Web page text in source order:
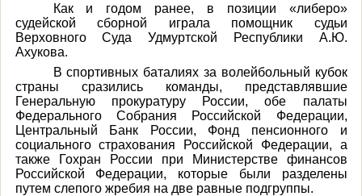
Как и годом ранее, в позиции «либеро»
судейской сборной играла помощник судьи
Верховного Суда Удмуртской Республики А.Ю.
Ахукова.
В спортивных баталиях за волейбольный кубок
страны сразились команды, представлявшие
Генеральную прокуратуру России, обе палаты
Федерального Собрания Российской Федерации,
Центральный Банк России, Фонд пенсионного и
социального страхования Российской Федерации, а
также Гохран России при Министерстве финансов
Российской Федерации, которые были разделены
путем слепого жребия на две равные подгруппы.